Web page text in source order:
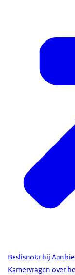
Beslisnota bij
Kamervragen over